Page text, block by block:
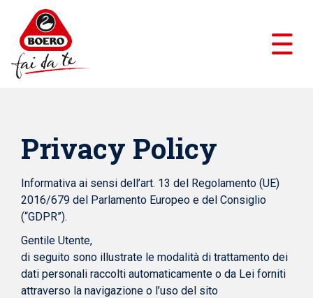
Privacy Policy
Informativa ai sensi dell’art. 13 del Regolamento (UE)
2016/679 del Parlamento Europeo e del Consiglio
(“GDPR”).
Gentile Utente,
di seguito sono illustrate le modalità di trattamento dei
dati personali raccolti automaticamente o da Lei forniti
attraverso la navigazione o l’uso del sito